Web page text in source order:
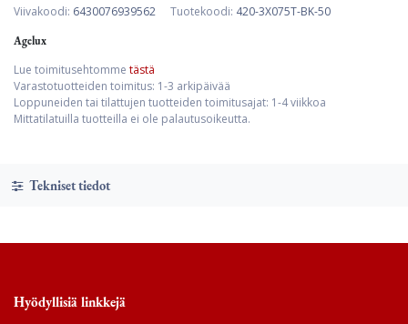
Viivakoodi: 6430076939562 Tuotekoodi: 420-3X075T-BK-50
Agelux
Lue toimitusehtomme tästä
Varastotuotteiden toimitus: 1-3 arkipäivää
Loppuneiden tai tilattujen tuotteiden toimitusajat: 1-4 viikkoa
Mittatilatuilla tuotteilla ei ole palautusoikeutta.
Tekniset tiedot
Hyödyllisiä linkkejä